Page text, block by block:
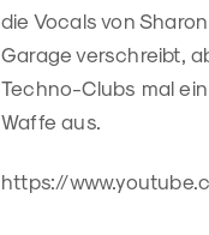
die Vocals von
Garage verschreibt,
Techno-Clubs mal
Waffe aus.
https://